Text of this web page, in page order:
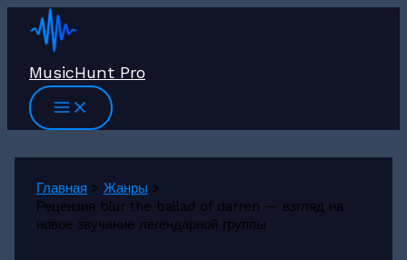
Перейти
MusicHunt Pro
Главная
Жанры
Рецензия blur the ballad of darren — взгляд на
новое звучание легендарной группы